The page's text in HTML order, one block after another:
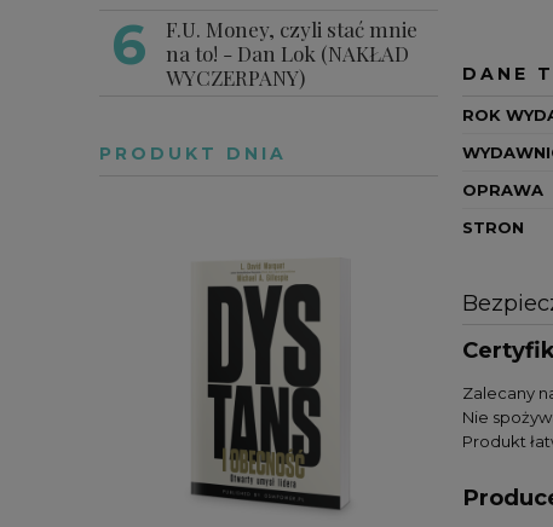
F.U. Money, czyli stać mnie
na to! - Dan Lok (NAKŁAD
WYCZERPANY)
PRODUKT DNIA
DANE
ROK
OPRAWA
STRON
Zalecany
Nie
Produkt